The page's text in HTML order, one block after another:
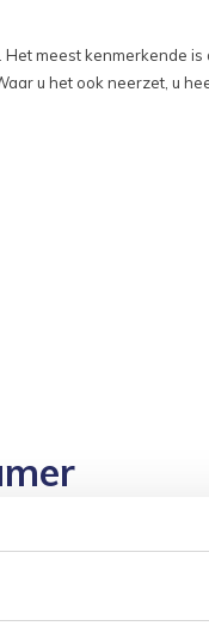
meest kenmerkende
u het ook neerzet, u
en tag